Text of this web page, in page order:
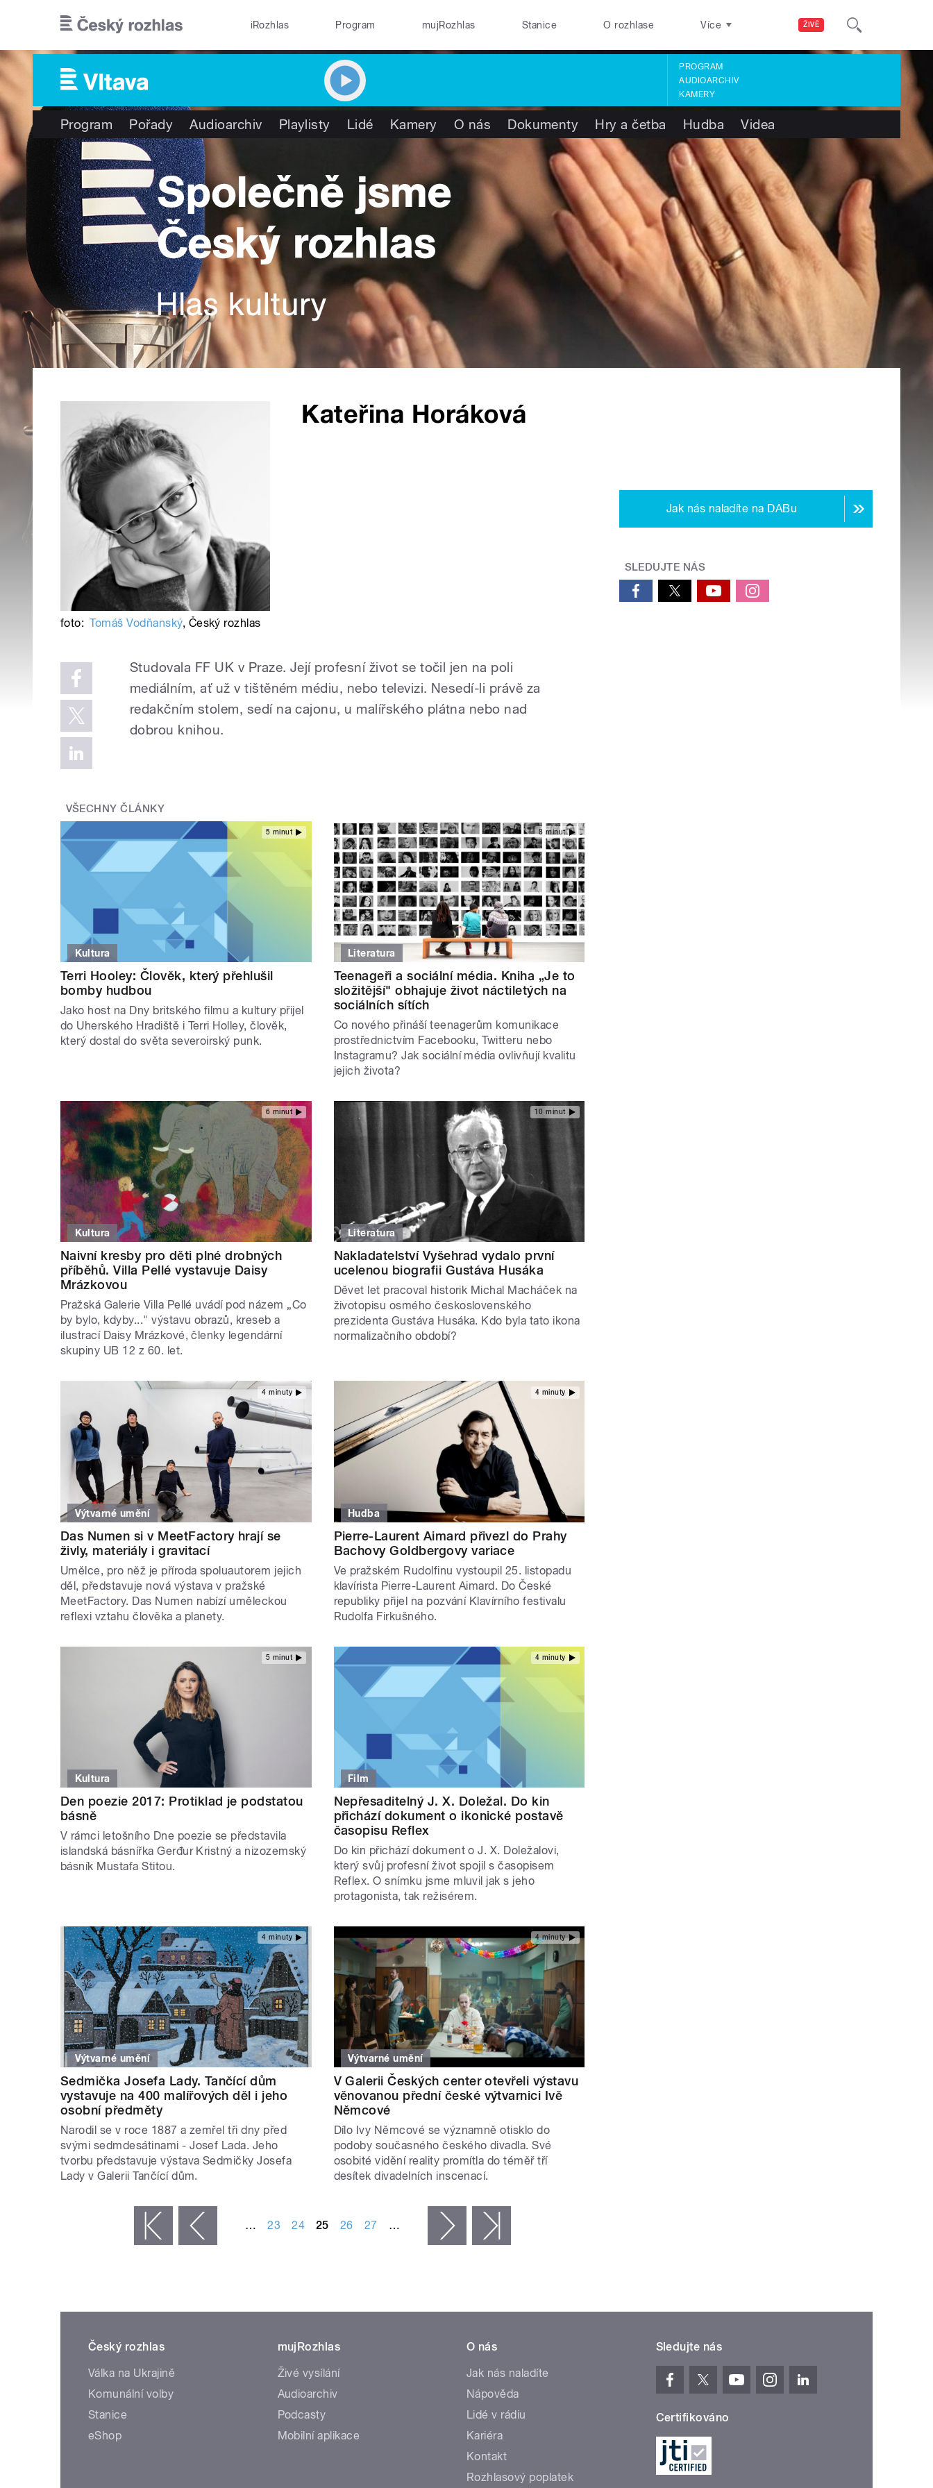
ŽIVĚ
iRozhlas Program mujRozhlas Stanice O rozhlase Více
PROGRAM
AUDIOARCHIV
KAMERY
Program Pořady Audioarchiv Playlisty Lidé Kamery O nás Dokumenty Hry a četba Hudba Videa
Kateřina Horáková
foto: Tomáš Vodňanský, Český rozhlas
Studovala FF UK v Praze. Její profesní život se točil jen na poli
mediálním, ať už v tištěném médiu, nebo televizi. Nesedí-li právě za
redakčním stolem, sedí na cajonu, u malířského plátna nebo nad
dobrou knihou.
VŠECHNY ČLÁNKY
5 minut
Kultura
Terri Hooley: Člověk, který přehlušil
bomby hudbou
Jako host na Dny britského filmu a kultury přijel
do Uherského Hradiště i Terri Holley, člověk,
který dostal do světa severoirský punk.
8 minut
Literatura
Teenageři a sociální média. Kniha „Je to
složitější" obhajuje život náctiletých na
sociálních sítích
Co nového přináší teenagerům komunikace
prostřednictvím Facebooku, Twitteru nebo
Instagramu? Jak sociální média ovlivňují kvalitu
jejich života?
6 minut
Kultura
Naivní kresby pro děti plné drobných
příběhů. Villa Pellé vystavuje Daisy
Mrázkovou
Pražská Galerie Villa Pellé uvádí pod názem „Co
by bylo, kdyby..." výstavu obrazů, kreseb a
ilustrací Daisy Mrázkové, členky legendární
skupiny UB 12 z 60. let.
10 minut
Literatura
Nakladatelství Vyšehrad vydalo první
ucelenou biografii Gustáva Husáka
Děvet let pracoval historik Michal Macháček na
životopisu osmého československého
prezidenta Gustáva Husáka. Kdo byla tato ikona
normalizačního období?
4 minuty
Výtvarné umění
Das Numen si v MeetFactory hrají se
živly, materiály i gravitací
Umělce, pro něž je příroda spoluautorem jejich
děl, představuje nová výstava v pražské
MeetFactory. Das Numen nabízí uměleckou
reflexi vztahu člověka a planety.
4 minuty
Hudba
Pierre-Laurent Aimard přivezl do Prahy
Bachovy Goldbergovy variace
Ve pražském Rudolfinu vystoupil 25. listopadu
klavírista Pierre-Laurent Aimard. Do České
republiky přijel na pozvání Klavírního festivalu
Rudolfa Firkušného.
5 minut
Kultura
Den poezie 2017: Protiklad je podstatou
básně
V rámci letošního Dne poezie se představila
islandská básnířka Gerđur Kristný a nizozemský
básník Mustafa Stitou.
4 minuty
Film
Nepřesaditelný J. X. Doležal. Do kin
přichází dokument o ikonické postavě
časopisu Reflex
Do kin přichází dokument o J. X. Doležalovi,
který svůj profesní život spojil s časopisem
Reflex. O snímku jsme mluvil jak s jeho
protagonista, tak režisérem.
4 minuty
Výtvarné umění
Sedmička Josefa Lady. Tančící dům
vystavuje na 400 malířových děl i jeho
osobní předměty
Narodil se v roce 1887 a zemřel tři dny před
svými sedmdesátinami - Josef Lada. Jeho
tvorbu představuje výstava Sedmičky Josefa
Lady v Galerii Tančící dům.
4 minuty
Výtvarné umění
V Galerii Českých center otevřeli výstavu
věnovanou přední české výtvarnici Ivě
Němcové
Dílo Ivy Němcové se významně otisklo do
podoby současného českého divadla. Své
osobité vidění reality promítla do téměř tří
desítek divadelních inscenací.
‹ předchozí … 23 24 25 26 27 … následující ›
Jak nás naladíte na DABu
SLEDUJTE NÁS
Český rozhlas
Válka na Ukrajině
Komunální volby
Stanice
eShop
mujRozhlas
Živé vysílání
Audioarchiv
Podcasty
Mobilní aplikace
O nás
Jak nás naladíte
Nápověda
Lidé v rádiu
Kariéra
Kontakt
Rozhlasový poplatek
Sledujte nás
Certifikováno